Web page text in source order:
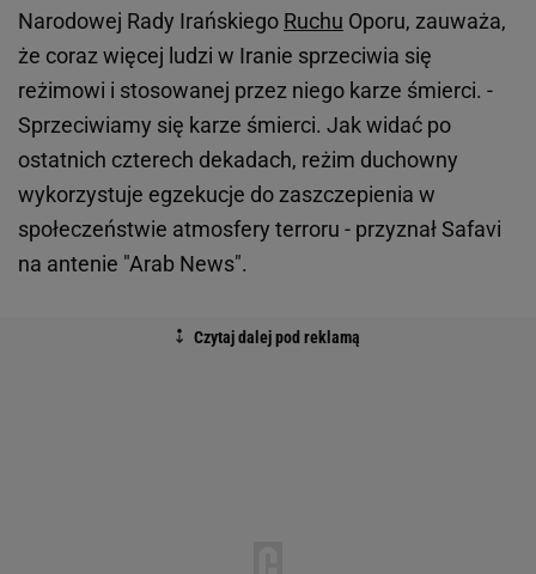
Narodowej Rady Irańskiego Ruchu Oporu, zauważa,
że coraz więcej ludzi w Iranie sprzeciwia się
reżimowi i stosowanej przez niego karze śmierci. -
Sprzeciwiamy się karze śmierci. Jak widać po
ostatnich czterech dekadach, reżim duchowny
wykorzystuje egzekucje do zaszczepienia w
społeczeństwie atmosfery terroru - przyznał Safavi
na antenie "Arab News".